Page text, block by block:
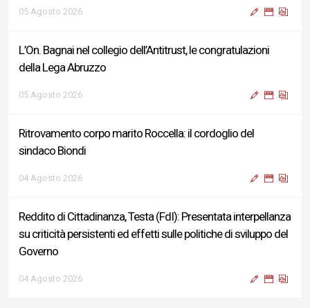
05 Agosto 2026
L’On. Bagnai nel collegio dell’Antitrust, le congratulazioni
della Lega Abruzzo
05 Agosto 2026
Ritrovamento corpo marito Roccella: il cordoglio del
sindaco Biondi
04 Agosto 2026
Reddito di Cittadinanza, Testa (FdI): Presentata interpellanza
su criticità persistenti ed effetti sulle politiche di sviluppo del
Governo
04 Agosto 2026